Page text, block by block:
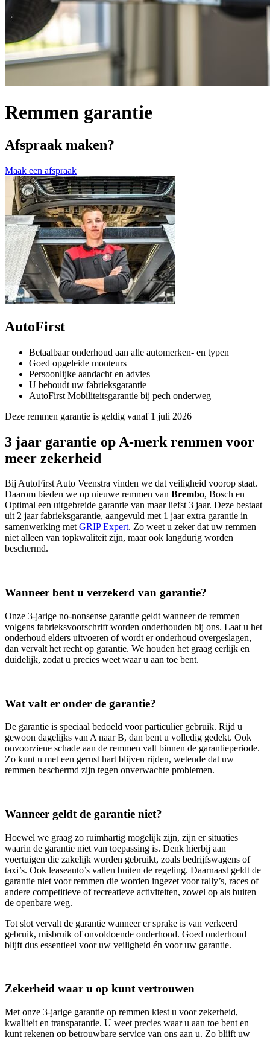
Remmen garantie
Afspraak maken?
Maak een afspraak
AutoFirst
Betaalbaar onderhoud aan alle automerken- en typen
Goed opgeleide monteurs
Persoonlijke aandacht en advies
U behoudt uw fabrieksgarantie
AutoFirst Mobiliteitsgarantie bij pech onderweg
Deze remmen garantie is geldig vanaf 1 juli 2026
3 jaar garantie op A-merk remmen voor
meer zekerheid
Bij AutoFirst Auto Veenstra vinden we dat veiligheid voorop staat.
Daarom bieden we op nieuwe remmen van Brembo, Bosch en
Optimal een uitgebreide garantie van maar liefst 3 jaar. Deze bestaat
uit 2 jaar fabrieksgarantie, aangevuld met 1 jaar extra garantie in
samenwerking metGRIP Expert. Zo weet u zeker dat uw remmen
niet alleen van topkwaliteit zijn, maar ook langdurig worden
beschermd.
Wanneer bent u verzekerd van garantie?
Onze 3‑jarige no‑nonsense garantie geldt wanneer de remmen
volgens fabrieksvoorschrift worden onderhouden bij ons. Laat u het
onderhoud elders uitvoeren of wordt er onderhoud overgeslagen,
dan vervalt het recht op garantie. We houden het graag eerlijk en
duidelijk, zodat u precies weet waar u aan toe bent.
Wat valt er onder de garantie?
De garantie is speciaal bedoeld voor particulier gebruik. Rijd u
gewoon dagelijks van A naar B, dan bent u volledig gedekt. Ook
onvoorziene schade aan de remmen valt binnen de garantieperiode.
Zo kunt u met een gerust hart blijven rijden, wetende dat uw
remmen beschermd zijn tegen onverwachte problemen.
Wanneer geldt de garantie niet?
Hoewel we graag zo ruimhartig mogelijk zijn, zijn er situaties
waarin de garantie niet van toepassing is. Denk hierbij aan
voertuigen die zakelijk worden gebruikt, zoals bedrijfswagens of
taxi’s. Ook leaseauto’s vallen buiten de regeling. Daarnaast geldt de
garantie niet voor remmen die worden ingezet voor rally’s, races of
andere competitieve of recreatieve activiteiten, zowel op als buiten
de openbare weg.
Tot slot vervalt de garantie wanneer er sprake is van verkeerd
gebruik, misbruik of onvoldoende onderhoud. Goed onderhoud
blijft dus essentieel voor uw veiligheid én voor uw garantie.
Zekerheid waar u op kunt vertrouwen
Met onze 3‑jarige garantie op remmen kiest u voor zekerheid,
kwaliteit en transparantie. U weet precies waar u aan toe bent en
kunt rekenen op betrouwbare service van ons aan u. Zo blijft uw